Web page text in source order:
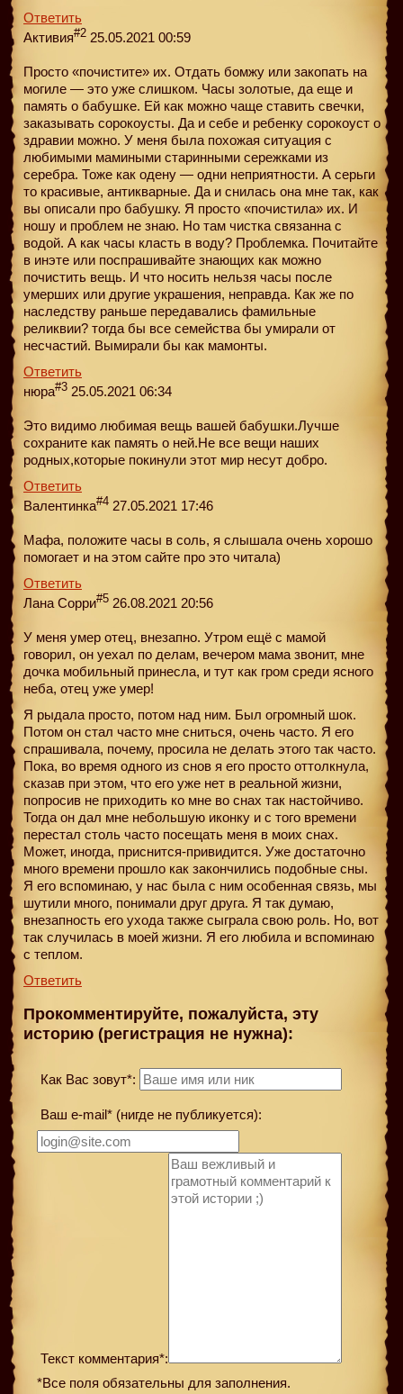
Ответить
Активия#2 25.05.2021 00:59
Просто «почистите» их. Отдать бомжу или закопать на
могиле — это уже слишком. Часы золотые, да еще и
память о бабушке. Ей как можно чаще ставить свечки,
заказывать сорокоусты. Да и себе и ребенку сорокоуст о
здравии можно. У меня была похожая ситуация с
любимыми мамиными старинными сережками из
серебра. Тоже как одену — одни неприятности. А серьги
то красивые, антикварные. Да и снилась она мне так, как
вы описали про бабушку. Я просто «почистила» их. И
ношу и проблем не знаю. Но там чистка связанна с
водой. А как часы класть в воду? Проблемка. Почитайте
в инэте или поспрашивайте знающих как можно
почистить вещь. И что носить нельзя часы после
умерших или другие украшения, неправда. Как же по
наследству раньше передавались фамильные
реликвии? тогда бы все семейства бы умирали от
несчастий. Вымирали бы как мамонты.
Ответить
нюра#3 25.05.2021 06:34
Это видимо любимая вещь вашей бабушки.Лучше
сохраните как память о ней.Не все вещи наших
родных,которые покинули этот мир несут добро.
Ответить
Валентинка#4 27.05.2021 17:46
Мафа, положите часы в соль, я слышала очень хорошо
помогает и на этом сайте про это читала)
Ответить
Лана Сорри#5 26.08.2021 20:56
У меня умер отец, внезапно. Утром ещё с мамой
говорил, он уехал по делам, вечером мама звонит, мне
дочка мобильный принесла, и тут как гром среди ясного
неба, отец уже умер!
Я рыдала просто, потом над ним. Был огромный шок.
Потом он стал часто мне сниться, очень часто. Я его
спрашивала, почему, просила не делать этого так часто.
Пока, во время одного из снов я его просто оттолкнула,
сказав при этом, что его уже нет в реальной жизни,
попросив не приходить ко мне во снах так настойчиво.
Тогда он дал мне небольшую иконку и с того времени
перестал столь часто посещать меня в моих снах.
Может, иногда, приснится-привидится. Уже достаточно
много времени прошло как закончились подобные сны.
Я его вспоминаю, у нас была с ним особенная связь, мы
шутили много, понимали друг друга. Я так думаю,
внезапность его ухода также сыграла свою роль. Но, вот
так случилась в моей жизни. Я его любила и вспоминаю
с теплом.
Ответить
Прокомментируйте, пожалуйста, эту
историю (регистрация не нужна):
Как Вас зовут*:
Ваш e-mail* (нигде не публикуется):
Текст комментария*:
*Все поля обязательны для заполнения.